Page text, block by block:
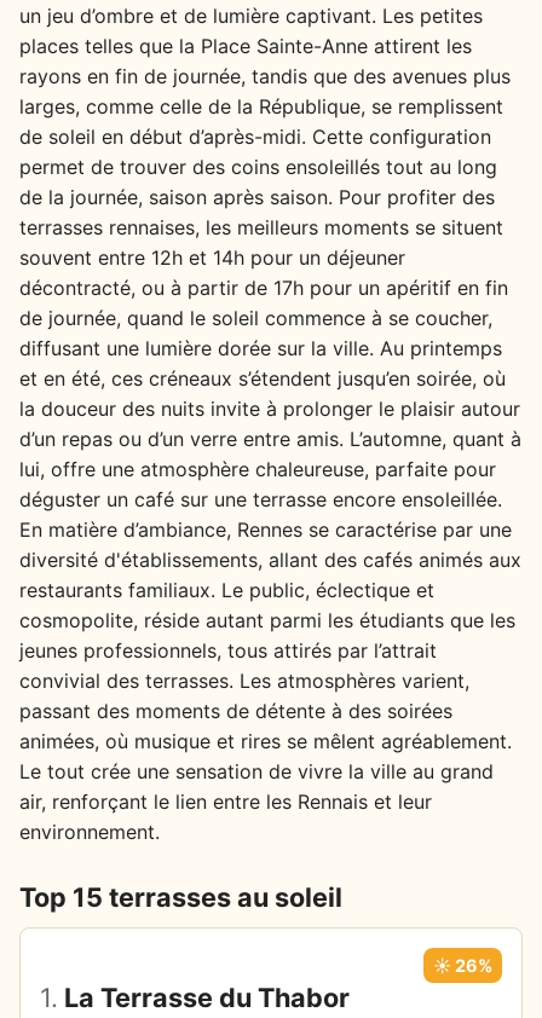
un jeu d’ombre et de lumière captivant. Les petites
places telles que la Place Sainte-Anne attirent les
rayons en fin de journée, tandis que des avenues plus
larges, comme celle de la République, se remplissent
de soleil en début d’après-midi. Cette configuration
permet de trouver des coins ensoleillés tout au long
de la journée, saison après saison. Pour profiter des
terrasses rennaises, les meilleurs moments se situent
souvent entre 12h et 14h pour un déjeuner
décontracté, ou à partir de 17h pour un apéritif en fin
de journée, quand le soleil commence à se coucher,
diffusant une lumière dorée sur la ville. Au printemps
et en été, ces créneaux s’étendent jusqu’en soirée, où
la douceur des nuits invite à prolonger le plaisir autour
d’un repas ou d’un verre entre amis. L’automne, quant à
lui, offre une atmosphère chaleureuse, parfaite pour
déguster un café sur une terrasse encore ensoleillée.
En matière d’ambiance, Rennes se caractérise par une
diversité d'établissements, allant des cafés animés aux
restaurants familiaux. Le public, éclectique et
cosmopolite, réside autant parmi les étudiants que les
jeunes professionnels, tous attirés par l’attrait
convivial des terrasses. Les atmosphères varient,
passant des moments de détente à des soirées
animées, où musique et rires se mêlent agréablement.
Le tout crée une sensation de vivre la ville au grand
air, renforçant le lien entre les Rennais et leur
environnement.
Top 15 terrasses au soleil
1. La Terrasse du Thabor
☀️ 26%